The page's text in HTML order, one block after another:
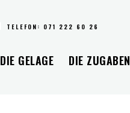
TELEFON: 071 222 60 26
DIE GELAGE DIE ZUGABEN